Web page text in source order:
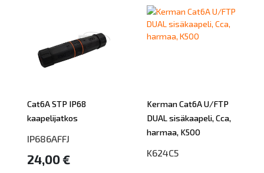
Cat6A STP IP68
kaapelijatkos
IP686AFFJ
24,00 €
Kerman Cat6A U/FTP
DUAL sisäkaapeli, Cca,
harmaa, K500
K624C5